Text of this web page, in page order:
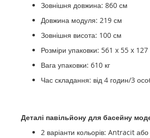
Зовнішня довжина: 860 см
Довжина модуля: 219 см
Зовнішня висота: 100 см
Розміри упаковки: 561 x 55 x
Вага упаковки: 610 кг
Час складання: від 4 годин/3
Деталі павільйону для басейну
2 варіанти кольорів: Antracit